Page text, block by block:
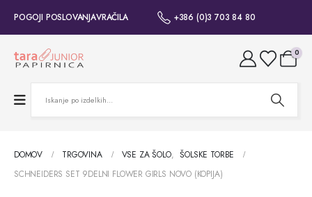
POGOJI POSLOVANJAVRAČILA +386 (0)3 703 84 80
0
DOMOV TRGOVINA VSE ZA ŠOLO, ŠOLSKE TORBE
SCHNEIDERS SET 9DELNI FLOWER GIRLS NOVO (KOPIJA)